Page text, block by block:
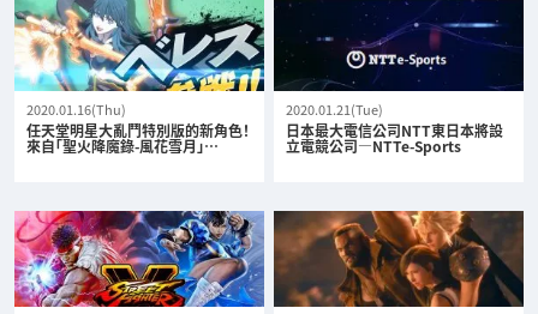
2020.01.16(Thu)
任天堂明星大亂鬥特別版的新角色！
來自「聖火降魔錄-風花雪月」…
2020.01.21(Tue)
日本最大電信公司NTT東日本將設
立電競公司—NTTe-Sports